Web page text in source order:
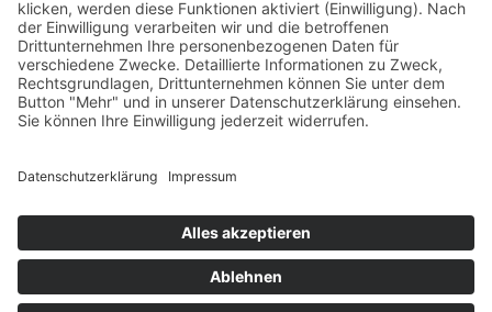
Wir befinden uns vom
19.12.2025 bis einschließlich 07.01.2026
in unseren Betriebsferien.
In dieser Zeit werden Anfragen
kann es zu Verzögerungen bei der
Beantwortung kommen.